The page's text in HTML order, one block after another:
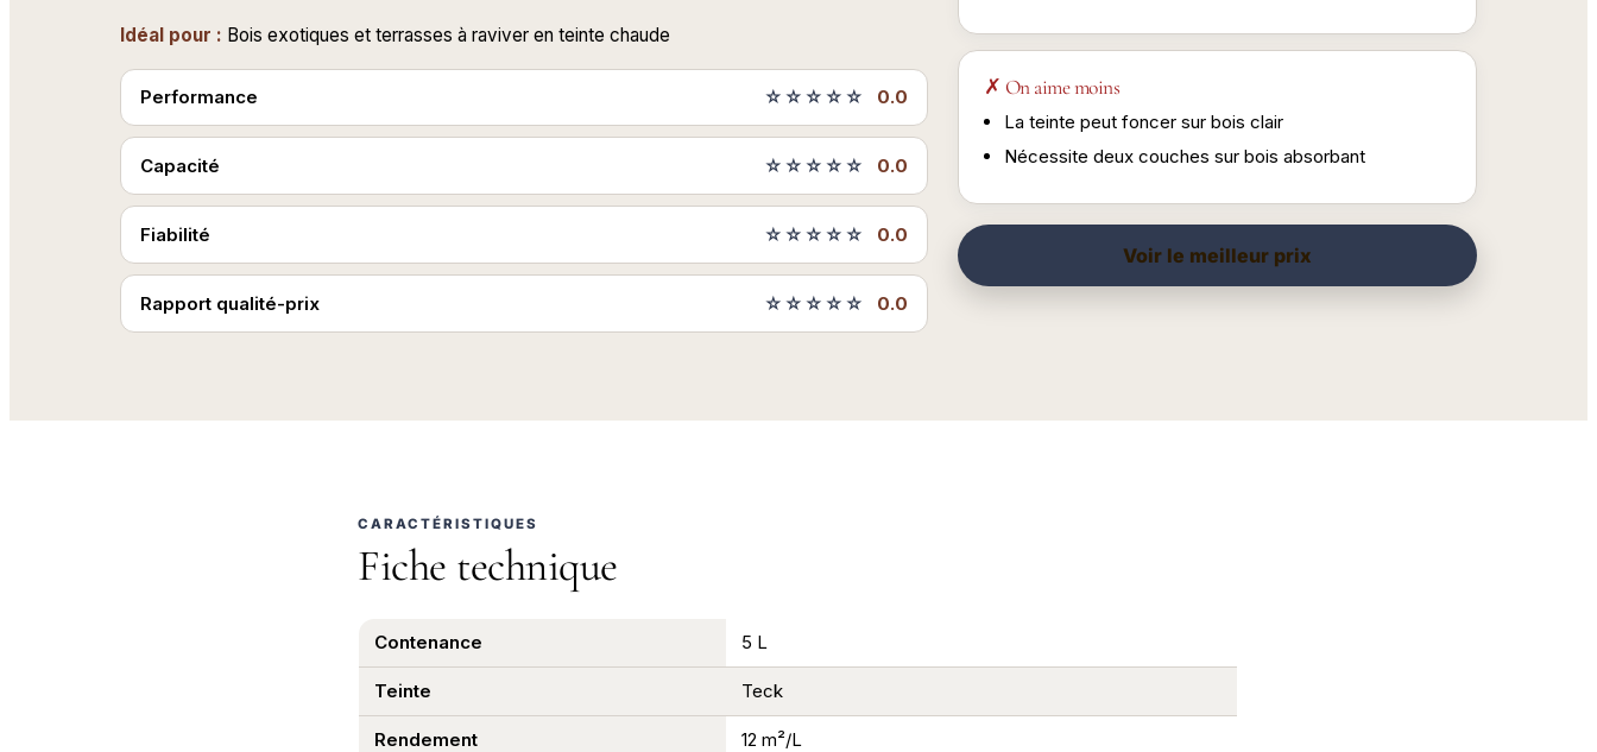
Idéal pour : Bois exotiques et terrasses à raviver en teinte chaude
Performance ☆☆☆☆☆ 0.0
Capacité ☆☆☆☆☆ 0.0
Fiabilité ☆☆☆☆☆ 0.0
Rapport qualité-prix ☆☆☆☆☆ 0.0
✗ On aime moins
La teinte peut foncer sur bois clair
Nécessite deux couches sur bois absorbant
Voir le meilleur prix
CARACTÉRISTIQUES
Fiche technique
Contenance 5 L
Teinte Teck
Rendement 12 m²/L